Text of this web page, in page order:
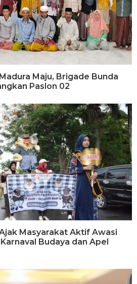
Maju, Brigade Bunda
Paslon 02
Masyarakat Aktif Awasi
Budaya dan Apel